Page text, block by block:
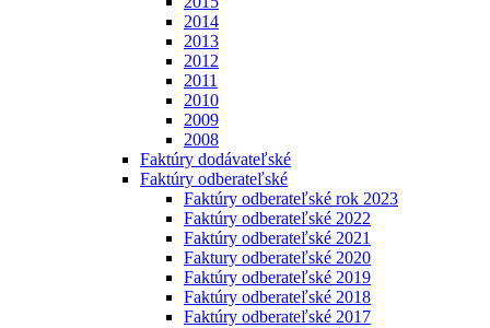
2014
2013
2012
2011
2010
2009
2008
Faktúry dodávateľské
Faktúry odberateľské
Faktúry odberateľské rok 2023
Faktúry odberateľské 2022
Faktúry odberateľské 2021
Faktury odberateľské 2020
Faktúry odberateľské 2019
Faktúry odberateľské 2018
Faktúry odberateľské 2017